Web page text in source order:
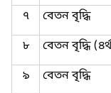
৭
বেতন বৃদ্ধি
৮
বেতন বৃদ্ধি (৪র্থ
৯
বেতন বৃদ্ধি